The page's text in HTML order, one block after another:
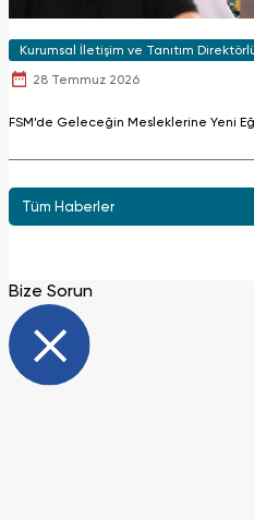
Kurumsal İletişim ve Tanıtım
28 Temmuz 2026
FSM’de Geleceğin Mesleklerine Yeni
Tüm Haberler
Bize Sorun